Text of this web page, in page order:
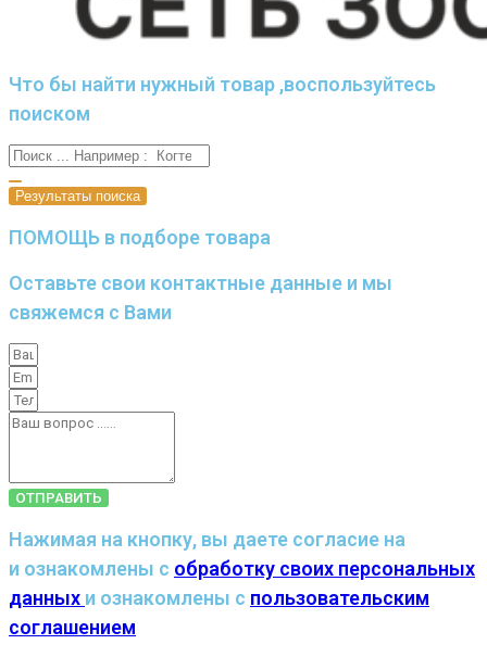
Что бы найти нужный товар ,воспользуйтесь
поиском
Результаты поиска
ПОМОЩЬ в подборе товара
Оставьте свои контактные данные и мы
свяжемся с Вами
ОТПРАВИТЬ
Нажимая на кнопку, вы даете согласие на
и ознакомлены с обработку своих персональных
данных и ознакомлены с пользовательским
соглашением